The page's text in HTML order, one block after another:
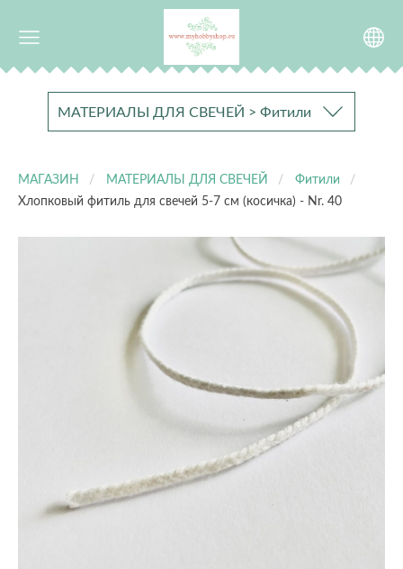
МАТЕРИАЛЫ ДЛЯ СВЕЧЕЙ > Фитили
МАГАЗИН МАТЕРИАЛЫ ДЛЯ СВЕЧЕЙ
Фитили
Хлопковый фитиль для свечей 5-7 см (косичка) - Nr. 40